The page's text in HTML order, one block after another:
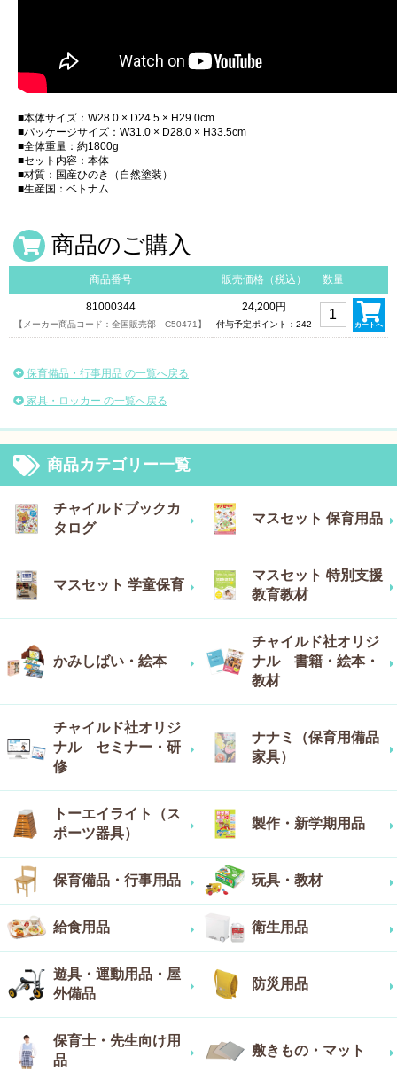
■本体サイズ：W28.0 × D24.5 × H29.0cm
■パッケージサイズ：W31.0 × D28.0 × H33.5cm
■全体重量：約1800g
■セット内容：本体
■材質：国産ひのき（自然塗装）
■生産国：ベトナム
商品のご購入
商品番号 販売価格（税込） 数量
81000344
【メーカー商品コード：全国販売部 C50471】
24,200円
付与予定ポイント：242 カートへ
保育備品・行事用品 の一覧へ戻る
家具・ロッカー の一覧へ戻る
商品カテゴリー一覧
チャイルドブックカ
タログ
マスセット 保育用品
マスセット 学童保育
マスセット 特別支援
教育教材
かみしばい・絵本
チャイルド社オリジ
ナル 書籍・絵本・
教材
チャイルド社オリジ
ナル セミナー・研
修
ナナミ（保育用備品
家具）
トーエイライト（ス
ポーツ器具）
製作・新学期用品
保育備品・行事用品 玩具・教材
給食用品 衛生用品
遊具・運動用品・屋
外備品
防災用品
保育士・先生向け用
品
敷きもの・マット